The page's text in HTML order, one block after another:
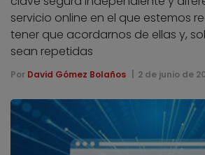
servicio online en el que estemos
tener que acordarnos de ellas y,
sean repetidas
Por David Gómez Bolaños 2 de junio de